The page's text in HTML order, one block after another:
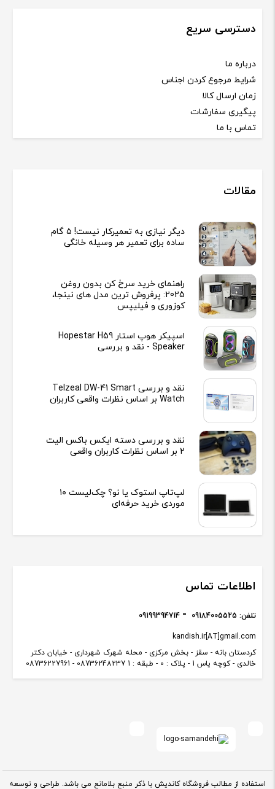
دسترسی سریع
درباره ما
شرایط مرجوع کردن اجناس
زمان ارسال کالا
پیگیری سفارشات
تماس با ما
مقالات
دیگر نیازی به تعمیرکار نیست! ۵ گام
ساده برای تعمیر هر وسیله خانگی
راهنمای خرید سرخ کن بدون روغن
2025: پرفروش ترین مدل های نینجا،
کوزوری و فیلیپس
اسپیکر هوپ استار Hopestar H59
Speaker - نقد و بررسی
نقد و بررسی Telzeal DW-41 Smart
Watch بر اساس نظرات واقعی کاربران
نقد و بررسی دسته ایکس باکس الیت
2 بر اساس نظرات کاربران واقعی
لپ‌تاپ استوک یا نو؟ چک‌لیست ۱۰
موردی خرید حرفه‌ای
اطلاعات تماس
کردستان بانه - سقز - بخش مرکزی - محله شهرک شهرداری - خیابان دکتر
خالدی - کوچه یاس 1 - پلاک : 0 - طبقه : 1 08736248237 - 08736227961
kandish.ir[AT]gmail.com
تلفن: 09184005525
09199394714
استفاده از مطالب فروشگاه کاندیش با ذکر منبع بلامانع می باشد. طراحی و توسعه